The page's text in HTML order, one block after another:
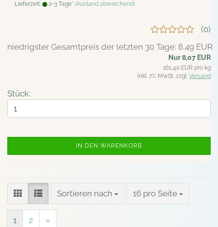
Lieferzeit: 2-3 Tage* (Ausland abweichend)
0
niedrigster Gesamtpreis der letzten 30 Tage: 8,49 EUR
Nur 8,07 EUR
161,40 EUR pro kg
inkl. 7% MwSt. zzgl. Versand
Stück:
IN DEN WARENKORB
Sortieren nach
Sortieren nach 16 pro Seite
pro Seite
1 2 »